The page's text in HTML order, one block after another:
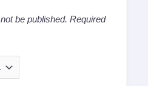
be published. Required